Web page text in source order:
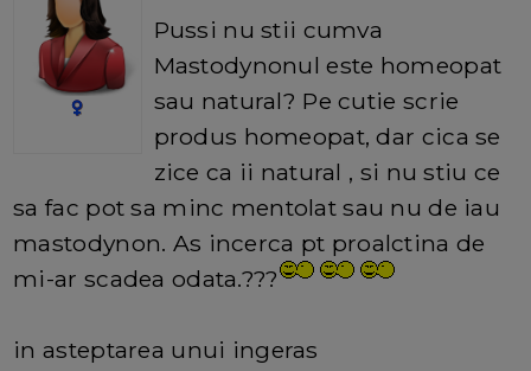
Pussi nu stii cumva
Mastodynonul este homeopat
sau natural? Pe cutie scrie
produs homeopat, dar cica se
zice ca ii natural , si nu stiu ce
sa fac pot sa minc mentolat sau nu de iau
mastodynon. As incerca pt proalctina de
mi-ar scadea odata.???
in asteptarea unui ingeras